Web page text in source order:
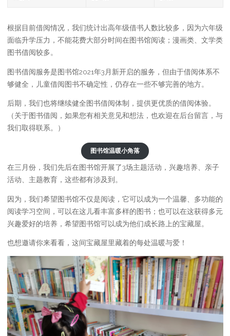
根据目前借阅情况，我们统计出高年级借书人数比较多，因为六年级
面临升学压力，不能花费大部分时间在图书馆阅读；漫画类、文学类
图书借阅较多。
图书借阅服务是图书馆2021年3月新开启的服务，但由于借阅体系不
够健全，儿童借阅图书不确定性，仍存在一些不够完善的地方。
后期，我们也将继续健全图书借阅体制，提供更优质的借阅体验。
（关于图书借阅，如果您有相关意见和想法，也欢迎在后台留言，与
我们取得联系。）
图书馆温暖小角落
在三月份，我们先后在图书馆开展了3场主题活动，兴趣培养、亲子
活动、主题教育，这些都有涉及到。
因为，我们希望图书馆不仅是阅读，它可以成为一个温馨、多功能的
阅读学习空间，可以在这儿看丰富多样的图书；也可以在这获得多元
兴趣爱好的培养，希望图书馆可以成为他们成长路上的宝藏屋。
也想邀请你来看看，这间宝藏屋里藏着的每处温暖与爱！